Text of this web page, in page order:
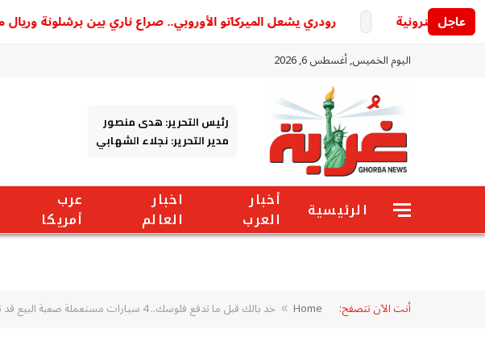
عاجل رودري يشعل الميركاتو الأوروبي.. صراع ناري بين برشلونة وريال مدريد
اليوم الخميس, أغسطس 6, 2026
رئيس التحرير: هدى منصور
مدير التحرير: نجلاء الشهابي
الرئيسية
أخبار
العرب
اخبار
العالم
عرب
أمريكا
أنت الآن تتصفح: Home
» خد بالك قبل ما تدفع فلوسك.. 4 سيارات مستعملة صعبة البيع قد تستغرق وقتا طويلا